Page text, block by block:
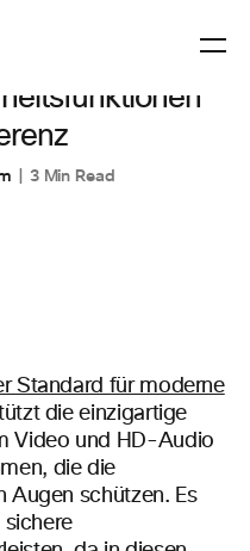
3 Min Read
Standard für moderne
die einzigartige
Video und HD-Audio
die die
Augen schützen. Es
sichere